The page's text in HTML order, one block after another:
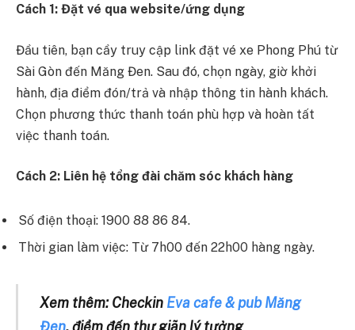
Cách 1: Đặt vé qua website/ứng dụng
Đầu tiên, bạn cầy truy cập link đặt vé xe Phong Phú từ
Sài Gòn đến Măng Đen. Sau đó, chọn ngày, giờ khởi
hành, địa điểm đón/trả và nhập thông tin hành khách.
Chọn phương thức thanh toán phù hợp và hoàn tất
việc thanh toán.
Cách 2: Liên hệ tổng đài chăm sóc khách hàng
Số điện thoại: 1900 88 86 84.
Thời gian làm việc: Từ 7h00 đến 22h00 hàng ngày.
Xem thêm: Checkin Eva cafe & pub Măng
Đen, điểm đến thư giãn lý tưởng